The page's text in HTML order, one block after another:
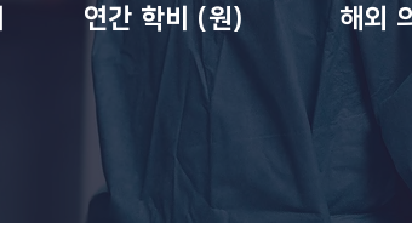
연간 학비 (원) 해외